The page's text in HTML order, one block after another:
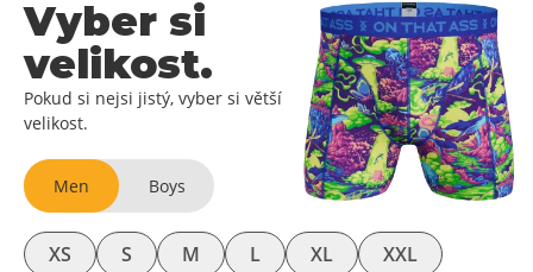
Vyber si
velikost.
Pokud si nejsi jistý, vyber si větší
velikost.
Men Boys
XS S M L XL
XXL